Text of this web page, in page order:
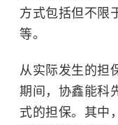
方式包括但不限
等。
从实际发生的担
期间，协鑫能科
式的担保。其中